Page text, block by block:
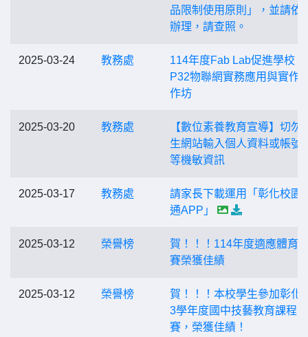
品限制使用原則」，並請依
辦理，請查照。
2025-03-24 教務處
114年度Fab Lab促進學校
P32物聯網實務應用與實作
作坊
2025-03-20 教務處
【數位素養教育宣導】切勿
生網站輸入個人資料或帳號
等機敏資訊
2025-03-17 教務處
請家長下載運用「彰化校園
通APP」
2025-03-12 榮譽榜
賀！！！114年度適應體育
賽榮獲佳績
2025-03-12 榮譽榜
賀！！！本校學生參加彰化
3學年度國中技藝教育課程競
賽，榮獲佳績！